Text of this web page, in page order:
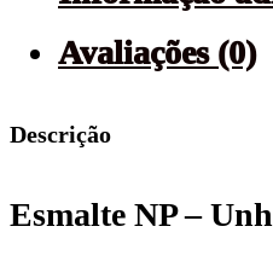
Avaliações (0)
Descrição
Esmalte NP –